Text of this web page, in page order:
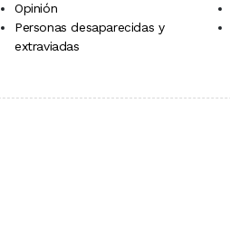
Opinión
Personas desaparecidas y
extraviadas